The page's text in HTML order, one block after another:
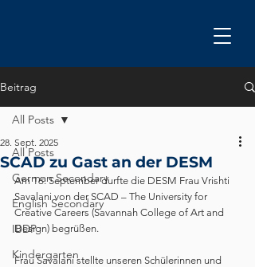
Beitrag
All Posts
German Secondary
English Secondary
IBDP
Kindergarten
All Posts
SCAD zu Gast an der DESM
28. Sept. 2025
Am 16. September durfte die DESM Frau Vrishti
Savalani von der SCAD – The University for
Creative Careers (Savannah College of Art and
Design) begrüßen.
Frau Savalani stellte unseren Schülerinnen und